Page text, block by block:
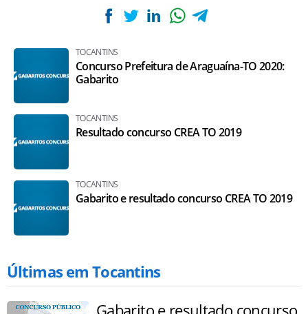
TOCANTINS
Concurso Prefeitura de Araguaína-TO 2020:
Gabarito
TOCANTINS
Resultado concurso CREA TO 2019
TOCANTINS
Gabarito e resultado concurso CREA TO 2019
Últimas em Tocantins
Gabarito e resultado concurso